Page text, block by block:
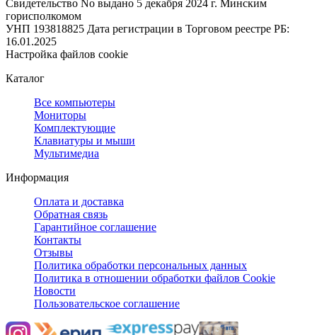
Свидетельство No выдано 5 декабря 2024 г. Минским
горисполкомом
УНП 193818825 Дата регистрации в Торговом реестре РБ:
16.01.2025
Настройка файлов cookie
Каталог
Все компьютеры
Мониторы
Комплектующие
Клавиатуры и мыши
Мультимедиа
Информация
Оплата и доставка
Обратная связь
Гарантийное соглашение
Контакты
Отзывы
Политика обработки персональных данных
Политика в отношении обработки файлов Cookie
Новости
Пользовательское соглашение